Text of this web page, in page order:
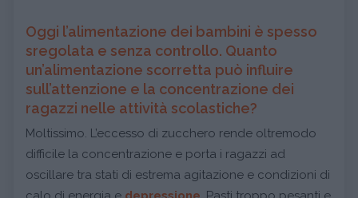
Oggi l’alimentazione dei bambini è spesso
sregolata e senza controllo. Quanto
un’alimentazione scorretta può influire
sull’attenzione e la concentrazione dei
ragazzi nelle attività scolastiche?
Moltissimo. L’eccesso di zucchero rende oltremodo
difficile la concentrazione e porta i ragazzi ad
oscillare tra stati di estrema agitazione e condizioni di